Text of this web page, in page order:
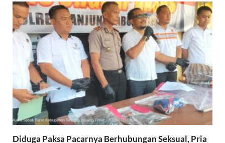
Diduga Paksa Pacarnya Berhubungan Seksual, Pria